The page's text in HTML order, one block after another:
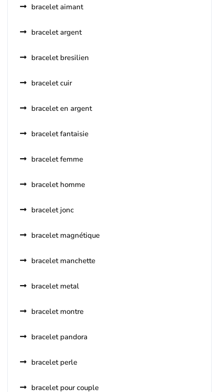
bracelet aimant
bracelet argent
bracelet bresilien
bracelet cuir
bracelet en argent
bracelet fantaisie
bracelet femme
bracelet homme
bracelet jonc
bracelet magnétique
bracelet manchette
bracelet metal
bracelet montre
bracelet pandora
bracelet perle
bracelet pour couple